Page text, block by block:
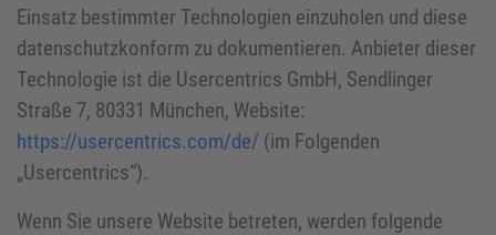
Einsatz bestimmter Technologien einzuholen und diese
datenschutzkonform zu dokumentieren. Anbieter dieser
Technologie ist die Usercentrics GmbH, Sendlinger
Straße 7, 80331 München, Website:
https://usercentrics.com/de/ (im Folgenden
„Usercentrics“).
Wenn Sie unsere Website betreten, werden folgende